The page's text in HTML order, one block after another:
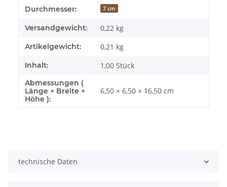
Durchmesser: 7 cm
Versandgewicht: 0,22 kg
Artikelgewicht: 0,21 kg
Inhalt: 1,00 Stück
Abmessungen (
Länge × Breite ×
Höhe ):
6,50 × 6,50 × 16,50 cm
technische Daten